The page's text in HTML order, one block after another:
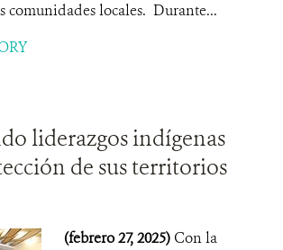
comunidades locales. Durante...
liderazgos indígenas
de sus territorios
(febrero 27, 2025) Con la